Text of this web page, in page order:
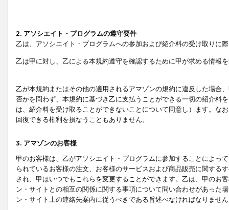
2. アソシエイト・プログラムの遵守要件
乙は、アソシエイト・プログラムへの参加および紹介料の受け取りに
乙は甲に対し、乙による本規約遵守を確認するために甲が求める情報
乙が本規約またはその他の適用されるアマゾンの規約に違反した場合
否かを問わず、本規約に基づき乙に支払うことができる一切の紹介料
は、紹介料を受け取ることができないことについて同意し）ます。な
回復できる権利を損なうこともありません。
3. アマゾンのお客様
甲のお客様は、乙がアソシエイト・プログラムに参加することによっ
られているお客様の注文、お客様のサービスおよび商品販売に関する
され、甲はいつでもこれらを変更することができます。乙は、甲のお
ン・サイトとの相互の関係に関する事項について問い合わせがあった
ン・サイト上の連絡先案内に従うべきである旨述べなければなりませ